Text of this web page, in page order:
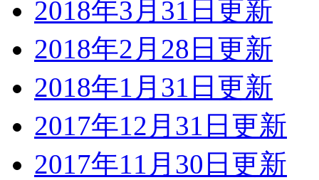
2018年3月31日更新
2018年2月28日更新
2018年1月31日更新
2017年12月31日更新
2017年11月30日更新